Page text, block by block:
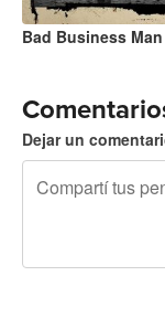
Bad Business Man
Dejar un